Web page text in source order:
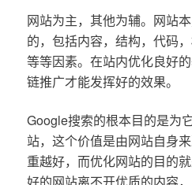
网站为主，其他为辅。网站
的，包括内容，结构，代码
等等因素。在站内优化良好
链推广才能发挥好的效果。
Google搜索的根本目的是为
站，这个价值是由网站自身
重越好，而优化网站的目的
好的网站离不开优质的内容